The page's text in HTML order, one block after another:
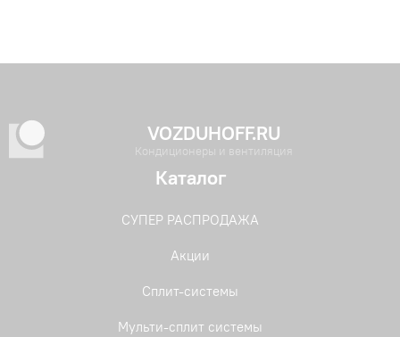
VOZDUHOFF.RU
Кондиционеры и вентиляция
Каталог
СУПЕР РАСПРОДАЖА
Акции
Сплит-системы
Мульти-сплит системы